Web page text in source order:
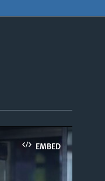
EMBED